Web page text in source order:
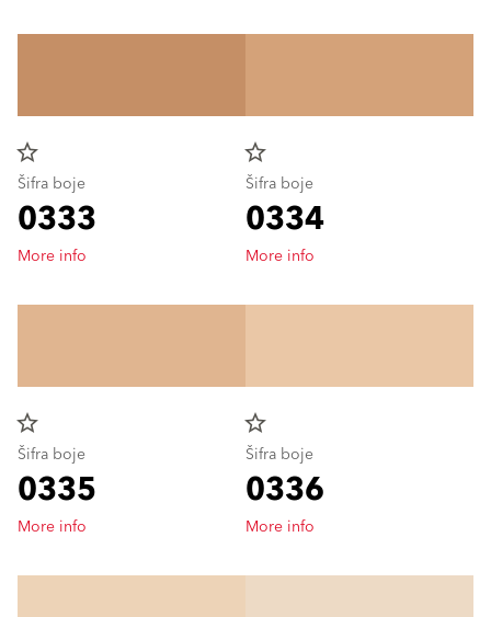
star_border
Šifra boje
0333
More info
star_border
Šifra boje
0334
More info
star_border
Šifra boje
0335
More info
star_border
Šifra boje
0336
More info